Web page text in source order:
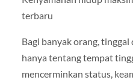
terbaru
Bagi banyak orang,
hanya tentang tempat
mencerminkan status,